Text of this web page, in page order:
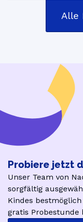
Alle
Probiere jetzt
Unser Team von
sorgfältig
Kindes
gratis Probestunde